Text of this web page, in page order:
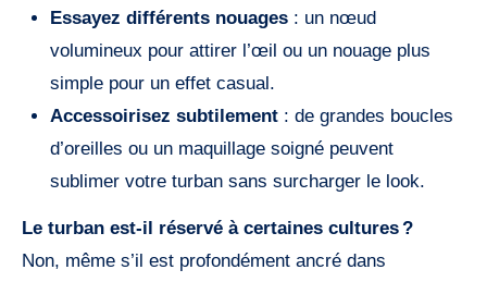
Essayez différents nouages: un nœud
volumineux pour attirer l’œil ou un nouage plus
simple pour un effet casual.
Accessoirisez subtilement: de grandes boucles
d’oreilles ou un maquillage soigné peuvent
sublimer votre turban sans surcharger le look.
Le turban est-il réservé à certaines cultures ?
Non, même s’il est profondément ancré dans